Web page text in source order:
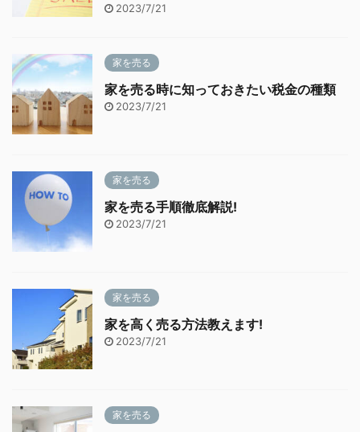
2023/7/21
家を売る
家を売る時に知っておきたい税金の種類
2023/7/21
家を売る
家を売る手順徹底解説!
2023/7/21
家を売る
家を高く売る方法教えます!
2023/7/21
家を売る